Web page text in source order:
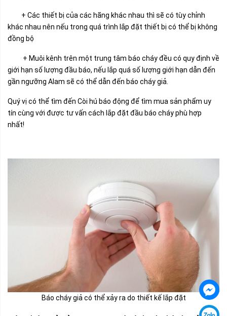
+ Các thiết bị của các hãng khác nhau thì sẽ có tùy chỉnh
khác nhau nên nếu trong quá trình lắp đặt thiết bị có thể bị không
đồng bộ
+ Muôi kênh trên một trung tâm báo cháy đều có quy định về
giới hạn số lượng đầu báo, nếu lắp quá số lượng giới hạn dẫn đến
gần ngưỡng Alam sẽ có thể dẫn đến báo cháy giả.
Quý vị có thể tìm đến Còi hú báo động để tìm mua sản phẩm uy
tín cùng với được tư vấn cách lắp đặt đầu báo cháy phù hợp
nhất!
Báo cháy giả có thể xảy ra do thiết kế lắp đặt